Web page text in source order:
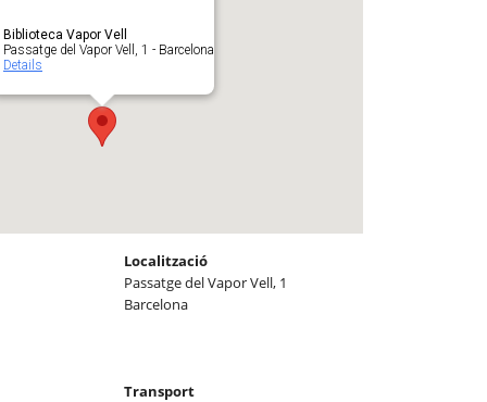
Biblioteca Vapor Vell
Passatge del Vapor Vell, 1 - Barcelona
Details
Localització
Passatge del Vapor Vell, 1
Barcelona
Transport